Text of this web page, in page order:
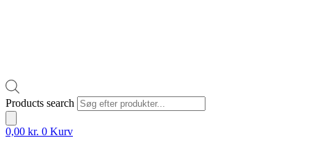
Products search
0,00 kr. 0 Kurv